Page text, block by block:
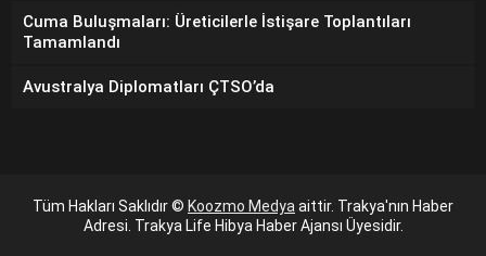
Cuma Buluşmaları: Üreticilerle İstişare Toplantıları
Tamamlandı
Avustralya Diplomatları ÇTSO’da
Tüm Hakları Saklıdır © Koozmo Medyaaittir. Trakya'nın Haber
Adresi. Trakya Life Hibya Haber Ajansı Üyesidir.